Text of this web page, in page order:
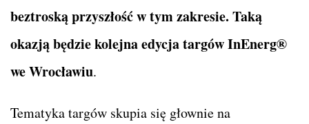
beztroską przyszłość w tym zakresie. Taką
okazją będzie kolejna edycja targów InEnerg®
we Wrocławiu.
Tematyka targów skupia się głownie na